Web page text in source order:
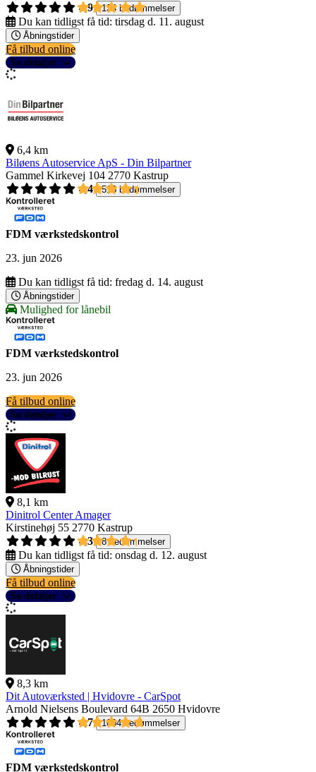
4,9
134 bedømmelser
Du kan tidligst få tid: tirsdag d. 11. august
Åbningstider
Få tilbud online
Se detaljer
6,4 km
Biløens Autoservice ApS - Din Bilpartner
Gammel Kirkevej 104 2770 Kastrup
4,4
516 bedømmelser
FDM værkstedskontrol
23. jun 2026
Du kan tidligst få tid: fredag d. 14. august
Åbningstider
Mulighed for lånebil
FDM værkstedskontrol
23. jun 2026
Få tilbud online
Se detaljer
8,1 km
Dinitrol Center Amager
Kirstinehøj 55 2770 Kastrup
4,3
8 bedømmelser
Du kan tidligst få tid: onsdag d. 12. august
Åbningstider
Få tilbud online
Se detaljer
8,3 km
Dit Autoværksted | Hvidovre - CarSpot
Arnold Nielsens Boulevard 64B 2650 Hvidovre
4,7
1004 bedømmelser
FDM værkstedskontrol